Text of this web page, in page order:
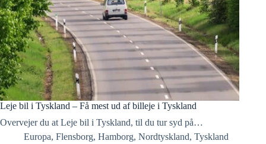
Leje bil i Tyskland – Få mest ud af billeje i Tyskland
Overvejer du at Leje bil i Tyskland, til du tur syd på…
Europa, Flensborg, Hamborg, Nordtyskland, Tyskland